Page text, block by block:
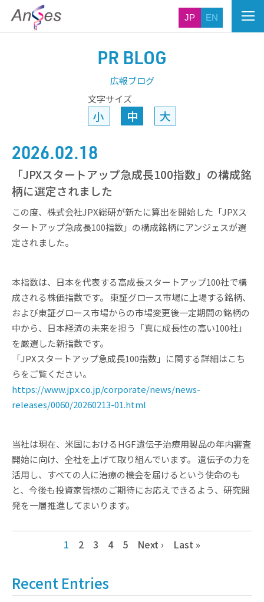
JP EN
PR BLOG
広報ブログ
文字サイズ
小 中 大
2026.02.18
「JPXスタートアップ急成長100指数」の構成銘
柄に選定されました
この度、株式会社JPX総研が新たに算出を開始した「JPXス
タートアップ急成長100指数」の構成銘柄にアンジェスが選
定されました。
本指数は、日本を代表する高成長スタートアップ100社で構
成される株価指数です。 東証グロース市場に上場する銘柄、
および東証グロース市場からの市場変更後一定期間の銘柄の
中から、日本経済の未来を担う「真に成長性の高い100社」
を厳選した新指数です。
「JPXスタートアップ急成長100指数」に関する詳細はこち
らをご覧ください。
https://www.jpx.co.jp/corporate/news/news-
releases/0060/20260213-01.html
当社は現在、米国におけるHGF遺伝子治療用製品の年内審査
開始に向け、全社を上げて取り組んでいます。 遺伝子の力を
活用し、すべての人に治療の機会を届けるという使命のも
と、今後も投資家皆様のご期待にお応えできるよう、研究開
発を一層推進してまいります。
1 2 3 4 5 Next › Last »
Recent Entries